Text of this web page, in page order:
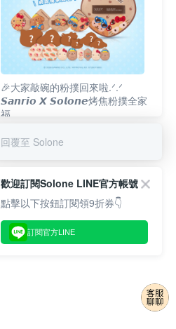
🎉大家敲碗的粉撲回來啦.ᐟ‪‪.ᐟ
𝙎𝙖𝙣𝙧𝙞𝙤 𝙓 𝙎𝙤𝙡𝙤𝙣𝙚烤焦粉撲全家
福
回覆至 Solone
歡迎訂閱Solone LINE官方帳號
點擊以下按鈕訂閱領9折券👇
訂閱官方LINE